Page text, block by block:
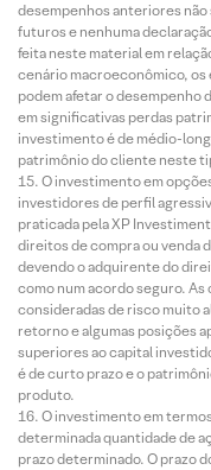
desempenhos anteriores
futuros e nenhuma
feita neste material em
cenário macroeconômico, os
podem afetar o desempenho
em significativas perdas
investimento é de médio-
patrimônio do cliente neste
O investimento em
investidores de perfil
praticada pela XP
direitos de compra ou venda
devendo o adquirente do
como num acordo seguro.
consideradas de risco muito
retorno e algumas posições
superiores ao capital
é de curto prazo e o
produto.
O investimento em
determinada quantidade de
prazo determinado. O prazo